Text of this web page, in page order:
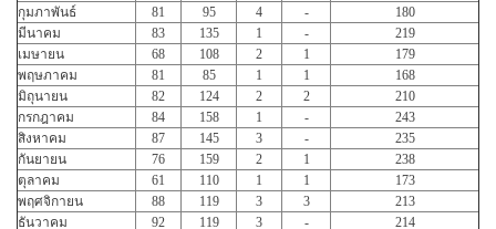
กุมภาพันธ์
81 95 4 -
180
มีนาคม
83 135 1 -
219
เมษายน
68 108 2 1
179
พฤษภาคม
81 85 1 1
168
มิถุนายน
82 124 2 2
210
กรกฎาคม
84 158 1 -
243
สิงหาคม
87 145 3 -
235
กันยายน
76 159 2 1
238
ตุลาคม
61 110 1 1
173
พฤศจิกายน
88 119 3 3
213
ธันวาคม
92 119 3 -
214